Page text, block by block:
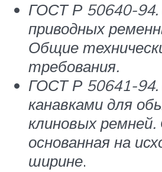
ГОСТ Р 50640-
приводных
Общие
требования.
ГОСТ Р 50641-
канавками для
клиновых
основанная на
ширине.